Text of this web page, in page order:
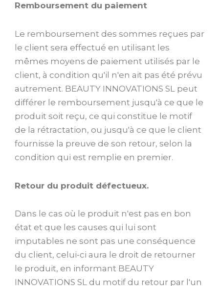
Remboursement du paiement
Le remboursement des sommes reçues par
le client sera effectué en utilisant les
mêmes moyens de paiement utilisés par le
client, à condition qu'il n'en ait pas été prévu
autrement. BEAUTY INNOVATIONS SL peut
différer le remboursement jusqu'à ce que le
produit soit reçu, ce qui constitue le motif
de la rétractation, ou jusqu'à ce que le client
fournisse la preuve de son retour, selon la
condition qui est remplie en premier.
Retour du produit défectueux.
Dans le cas où le produit n'est pas en bon
état et que les causes qui lui sont
imputables ne sont pas une conséquence
du client, celui-ci aura le droit de retourner
le produit, en informant BEAUTY
INNOVATIONS SL du motif du retour par l'un